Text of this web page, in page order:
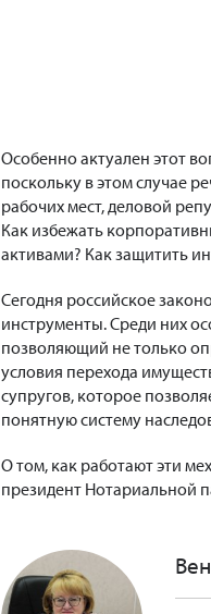
Особенно актуален этот
поскольку в этом случае
рабочих мест, деловой
Как избежать
активами? Как защитить
Сегодня российское
инструменты. Среди них
позволяющий не только
условия перехода
супругов, которое
понятную систему
О том, как работают эти
президент Нотариальной